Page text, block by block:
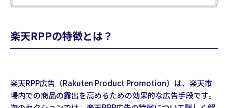
楽天RPPの特徴とは？
楽天RPP広告（Rakuten Product Promotion）は、楽天市
場内での商品の露出を高めるための効果的な広告手段です。